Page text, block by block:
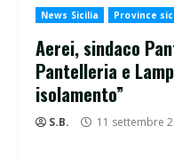
News Sicilia Province
Aerei, sindaco
Pantelleria e
isolamento”
S.B. 11 settembre